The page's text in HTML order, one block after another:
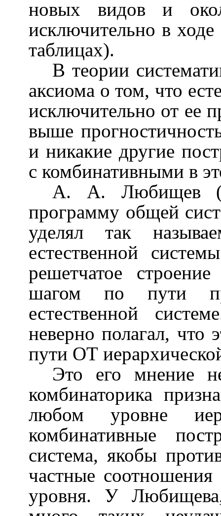
новых видов и
исключительно в
таблицах).
В теории
аксиома о том, что
исключительно от ее
выше
и никакие другие
с комбинативными в
А. А. Любищев
программу общей
уделял так
естественной
решетчатое
шагом по пути
естественной
неверно полагал, что
пути ОТ
Это его мнение
комбинаторика
любом уровне
комбинативные
система, якобы
частные
уровня. У